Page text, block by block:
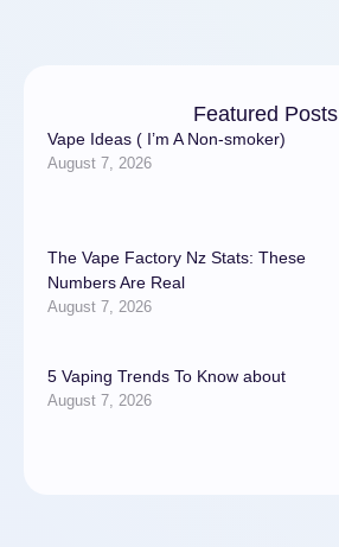
Featured Posts
Vape Ideas ( I’m A Non-smoker)
August 7, 2026
The Vape Factory Nz Stats: These
Numbers Are Real
August 7, 2026
5 Vaping Trends To Know about
August 7, 2026